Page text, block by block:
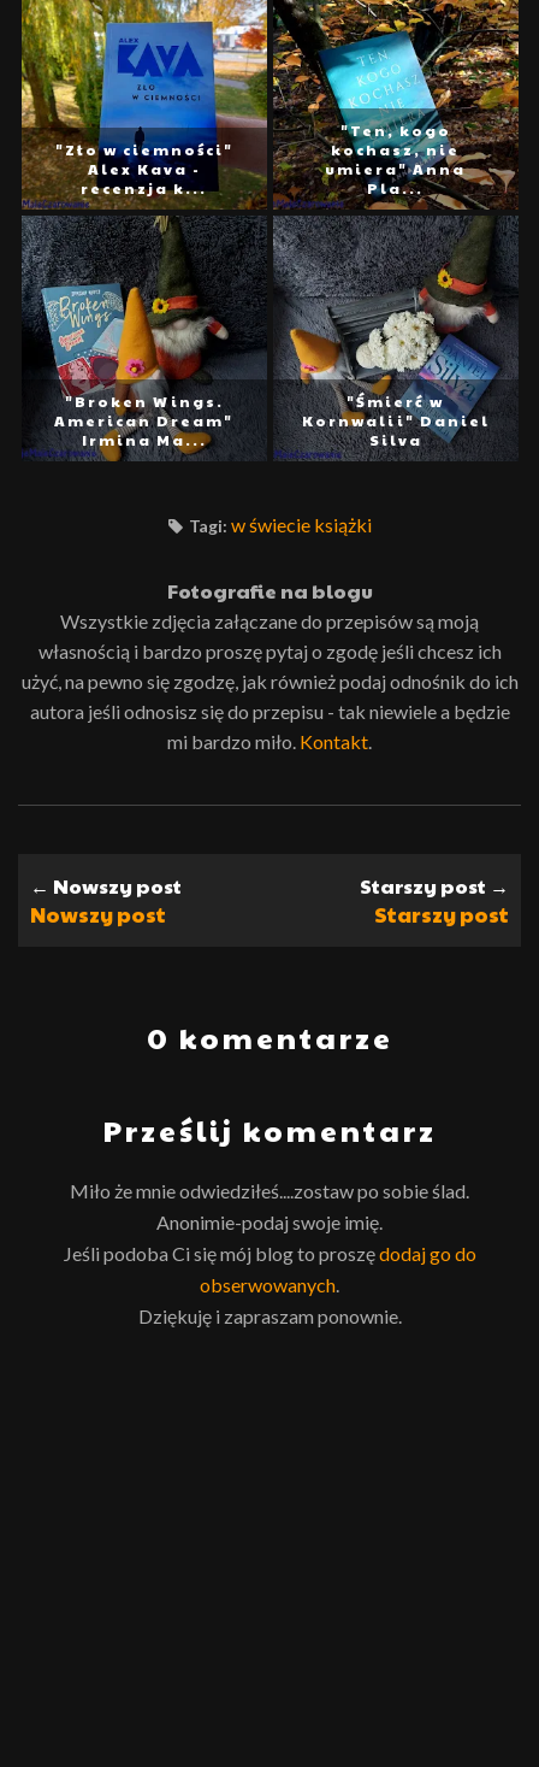
"Zło w ciemności"
Alex Kava -
recenzja k...
"Ten, kogo
kochasz, nie
umiera" Anna
Pla...
"Broken Wings.
American Dream"
Irmina Ma...
"Śmierć w
Kornwalii" Daniel
Silva
Tagi: w świecie książki
Fotografie na blogu
Wszystkie zdjęcia załączane do przepisów są moją
własnością i bardzo proszę pytaj o zgodę jeśli chcesz ich
użyć, na pewno się zgodzę, jak również podaj odnośnik do ich
autora jeśli odnosisz się do przepisu - tak niewiele a będzie
mi bardzo miło. Kontakt
← Nowszy post
Nowszy post
Starszy post →
Starszy post
0 komentarze
Prześlij komentarz
Miło że mnie odwiedziłeś....zostaw po sobie ślad.
Anonimie-podaj swoje imię.
Jeśli podoba Ci się mój blog to proszędodaj go do
obserwowanych
Dziękuję i zapraszam ponownie.